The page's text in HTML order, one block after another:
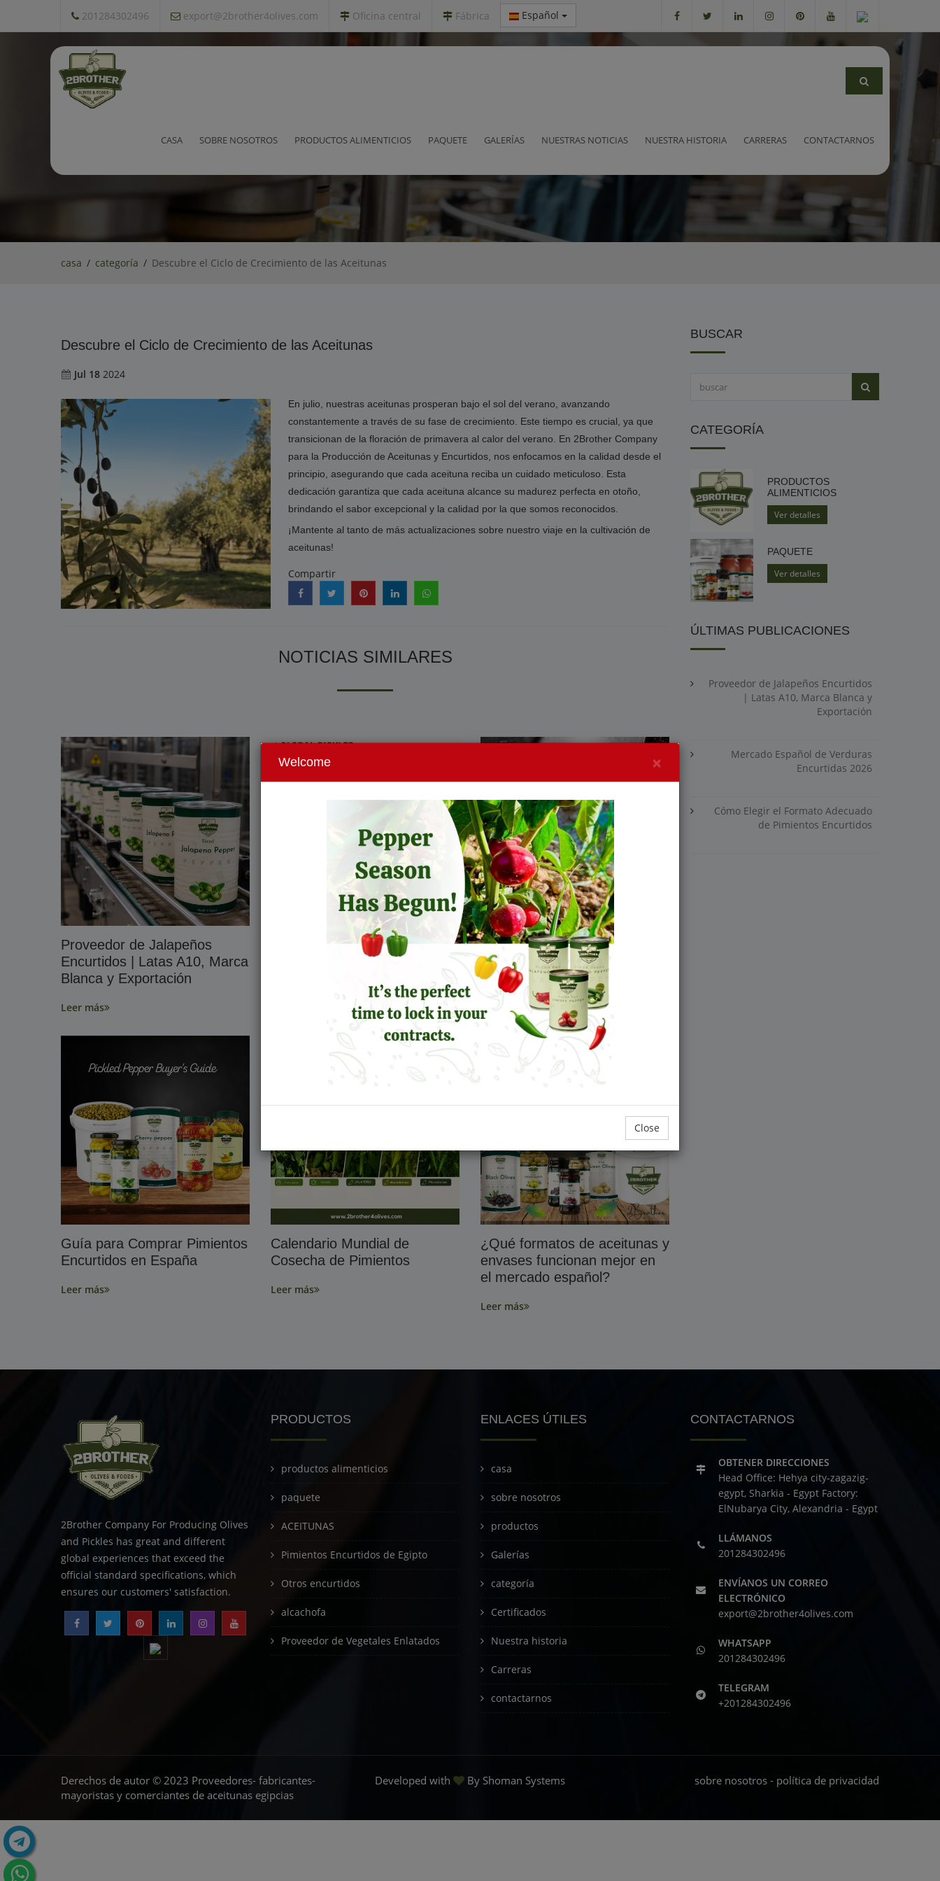
201284302496 export@2brother4olives.com Oficina central Fábrica Español
CASA SOBRE NOSOTROS PRODUCTOS ALIMENTICIOS PAQUETE GALERÍAS NUESTRAS NOTICIAS NUESTRA HISTORIA CARRERAS CONTACTARNOS
Descubre el Ciclo de Crecimiento de las Aceitunas
casa categoría Descubre el Ciclo de Crecimiento de las Aceitunas
Descubre el Ciclo de Crecimiento de las Aceitunas
Jul 18 2024
En julio, nuestras aceitunas prosperan bajo el sol del verano, avanzando
constantemente a través de su fase de crecimiento. Este tiempo es crucial, ya que
transicionan de la floración de primavera al calor del verano. En 2Brother Company
para la Producción de Aceitunas y Encurtidos, nos enfocamos en la calidad desde el
principio, asegurando que cada aceituna reciba un cuidado meticuloso. Esta
dedicación garantiza que cada aceituna alcance su madurez perfecta en otoño,
brindando el sabor excepcional y la calidad por la que somos reconocidos.
¡Mantente al tanto de más actualizaciones sobre nuestro viaje en la cultivación de
aceitunas!
Compartir
NOTICIAS SIMILARES
Proveedor de Jalapeños
Encurtidos | Latas A10, Marca
Blanca y Exportación
Leer más
Mercado Español de Verduras
Encurtidas 2026
Cómo Elegir el Formato
Adecuado de Pimientos
Encurtidos
Leer más
Guía para Comprar Pimientos
Encurtidos en España
Leer más
Calendario Mundial de
Cosecha de Pimientos
Leer más
¿Qué formatos de aceitunas y
envases funcionan mejor en
el mercado español?
Leer más
BUSCAR
CATEGORÍA
PRODUCTOS
ALIMENTICIOS
Ver detalles
PAQUETE
Ver detalles
ÚLTIMAS PUBLICACIONES
Proveedor de Jalapeños Encurtidos
| Latas A10, Marca Blanca y
Exportación
Mercado Español de Verduras
Encurtidas 2026
Cómo Elegir el Formato Adecuado
de Pimientos Encurtidos
2Brother Company For Producing Olives
and Pickles has great and different
global experiences that exceed the
official standard specifications, which
ensures our customers' satisfaction.
PRODUCTOS
productos alimenticios
paquete
ACEITUNAS
Pimientos Encurtidos de Egipto
Otros encurtidos
alcachofa
Proveedor de Vegetales Enlatados
ENLACES ÚTILES
casa
sobre nosotros
productos
Galerías
categoría
Certificados
Nuestra historia
Carreras
contactarnos
CONTACTARNOS
OBTENER DIRECCIONES
Head Office: Hehya city-zagazig-
egypt, Sharkia - Egypt Factory:
ElNubarya City, Alexandria - Egypt
LLÁMANOS
201284302496
ENVÍANOS UN CORREO
ELECTRÓNICO
export@2brother4olives.com
WHATSAPP
201284302496
TELEGRAM
+201284302496
Derechos de autor © 2023 Proveedores- fabricantes-
mayoristas y comerciantes de aceitunas egipcias
Developed with By Shoman Systems sobre nosotros - política de privacidad
×
Welcome
Close